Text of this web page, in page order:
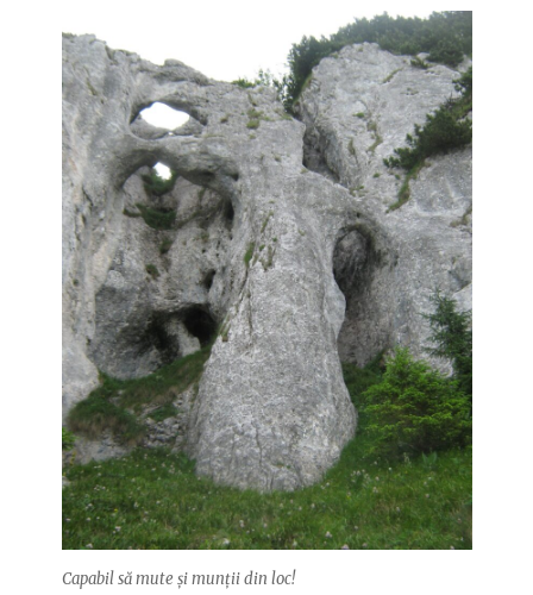
Capabil să mute și munții din loc!